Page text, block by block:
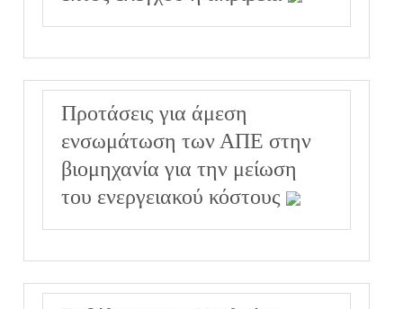
Προτάσεις για άμεση
ενσωμάτωση των ΑΠΕ στην
βιομηχανία για την μείωση
του ενεργειακού κόστους